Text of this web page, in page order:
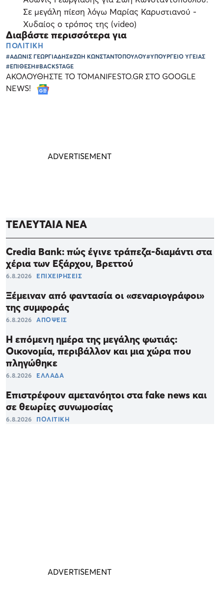
Σε μεγάλη πίεση λόγω Μαρίας Καρυστιανού -
Χυδαίος ο τρόπος της (video)
Διαβάστε περισσότερα για
ΠΟΛΙΤΙΚΗ
#ΑΔΩΝΙΣ ΓΕΩΡΓΙΑΔΗΣ#ΖΩΗ ΚΩΝΣΤΑΝΤΟΠΟΥΛΟΥ#ΥΠΟΥΡΓΕΙΟ ΥΓΕΙΑΣ
#ΕΠΙΘΕΣΗ#BACKSTAGE
ΑΚΟΛΟΥΘΗΣΤΕ ΤΟ TOMANIFESTO.GR ΣΤΟ GOOGLE
NEWS!
ΤΕΛΕΥΤΑΙΑ ΝΕΑ
Credia Bank: πώς έγινε τράπεζα-διαμάντι στα
χέρια των Εξάρχου, Βρεττού
6.8.2026 ΕΠΙΧΕΙΡΗΣΕΙΣ
Ξέμειναν από φαντασία οι «σεναριογράφοι»
της συμφοράς
6.8.2026 ΑΠΟΨΕΙΣ
Η επόμενη ημέρα της μεγάλης φωτιάς:
Οικονομία, περιβάλλον και μια χώρα που
πληγώθηκε
6.8.2026 ΕΛΛΑΔΑ
Επιστρέφουν αμετανόητοι στα fake news και
σε θεωρίες συνωμοσίας
6.8.2026 ΠΟΛΙΤΙΚΗ